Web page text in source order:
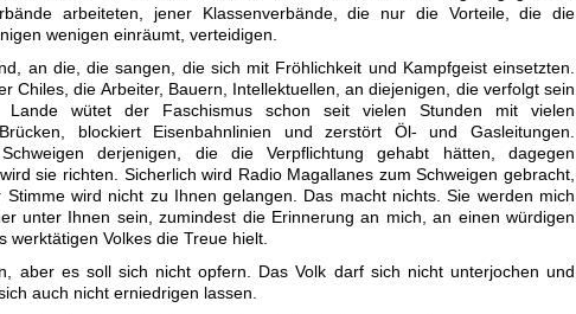
arbeiteten, jener Klassenverbände, die nur die Vorteile, die die
wenigen einräumt, verteidigen.
an die, die sangen, die sich mit Fröhlichkeit und Kampfgeist einsetzten.
Chiles, die Arbeiter, Bauern, Intellektuellen, an diejenigen, die verfolgt sein
wütet der Faschismus schon seit vielen Stunden mit vielen
blockiert Eisenbahnlinien und zerstört Öl- und Gasleitungen.
derjenigen, die die Verpflichtung gehabt hätten, dagegen
sie richten. Sicherlich wird Radio Magallanes zum Schweigen gebracht,
wird nicht zu Ihnen gelangen. Das macht nichts. Sie werden mich
unter Ihnen sein, zumindest die Erinnerung an mich, an einen würdigen
werktätigen Volkes die Treue hielt.
aber es soll sich nicht opfern. Das Volk darf sich nicht unterjochen und
auch nicht erniedrigen lassen.